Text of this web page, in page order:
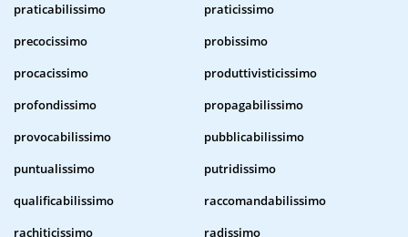
praticabilissimo
praticissimo
precocissimo
probissimo
procacissimo
produttivisticissimo
profondissimo
propagabilissimo
provocabilissimo
pubblicabilissimo
puntualissimo
putridissimo
qualificabilissimo
raccomandabilissimo
rachiticissimo
radissimo